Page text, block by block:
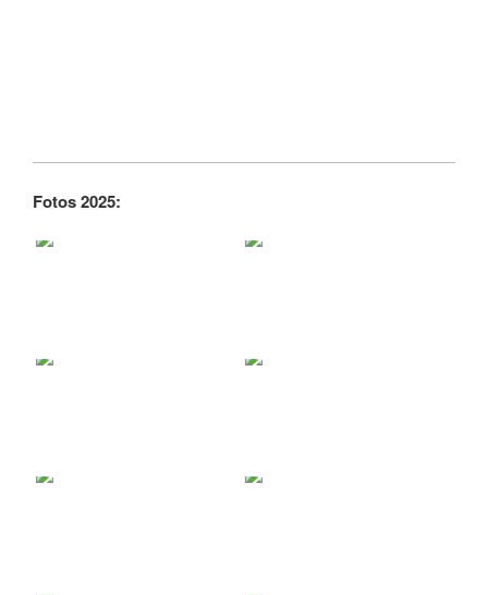
Fotos 2025: